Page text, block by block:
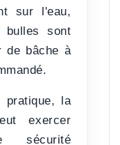
sur l'eau,
sont
de bâche à
pratique, la
exercer
sécurité